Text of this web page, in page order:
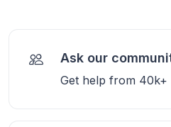
Ask our
Get help from 40k+